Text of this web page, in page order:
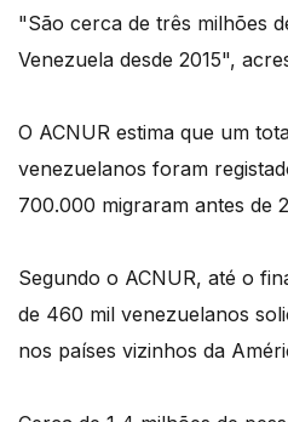
"São cerca de três milhões
Venezuela desde 2015",
O ACNUR estima que um
venezuelanos foram
700.000 migraram antes de
Segundo o ACNUR, até o
de 460 mil venezuelanos
nos países vizinhos da